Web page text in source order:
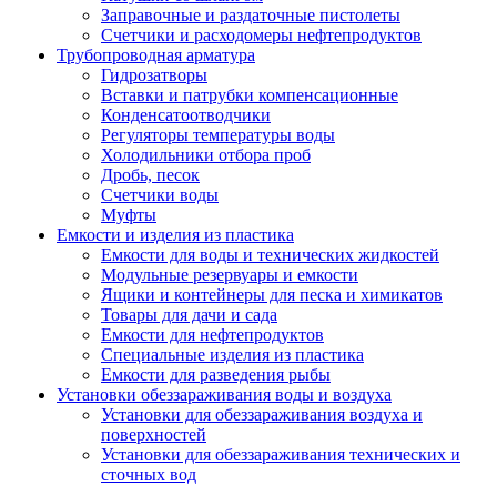
Заправочные и раздаточные пистолеты
Счетчики и расходомеры нефтепродуктов
Трубопроводная арматура
Гидрозатворы
Вставки и патрубки компенсационные
Конденсатоотводчики
Регуляторы температуры воды
Холодильники отбора проб
Дробь, песок
Счетчики воды
Муфты
Емкости и изделия из пластика
Емкости для воды и технических жидкостей
Модульные резервуары и емкости
Ящики и контейнеры для песка и химикатов
Товары для дачи и сада
Емкости для нефтепродуктов
Специальные изделия из пластика
Емкости для разведения рыбы
Установки обеззараживания воды и воздуха
Установки для обеззараживания воздуха и
поверхностей
Установки для обеззараживания технических и
сточных вод